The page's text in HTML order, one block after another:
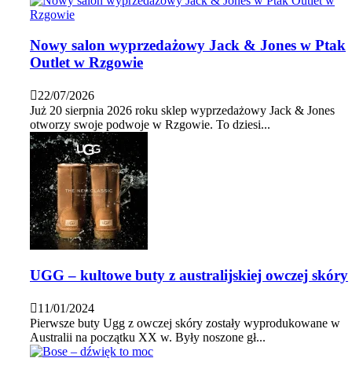
Nowy salon wyprzedażowy Jack & Jones w Ptak
Outlet w Rzgowie
22/07/2026
Już 20 sierpnia 2026 roku sklep wyprzedażowy Jack & Jones
otworzy swoje podwoje w Rzgowie. To dziesi...
UGG – kultowe buty z australijskiej owczej skóry
11/01/2024
Pierwsze buty Ugg z owczej skóry zostały wyprodukowane w
Australii na początku XX w. Były noszone gł...